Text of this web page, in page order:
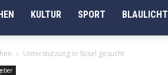
KULTUR SPORT BLAULICHT
Unterstützung in Süsel gesucht